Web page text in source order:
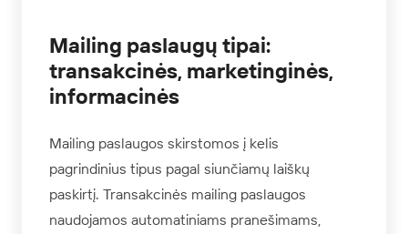
Mailing paslaugų tipai:
transakcinės, marketinginės,
informacinės
Mailing paslaugos skirstomos į kelis
pagrindinius tipus pagal siunčiamų laiškų
paskirtį. Transakcinės mailing paslaugos
naudojamos automatiniams pranešimams,